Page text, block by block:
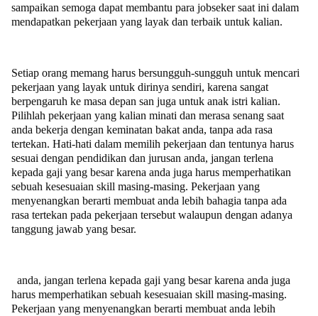
sampaikan semoga dapat membantu para jobseker saat ini dalam
mendapatkan pekerjaan yang layak dan terbaik untuk kalian.
Setiap orang memang harus bersungguh-sungguh untuk mencari
pekerjaan yang layak untuk dirinya sendiri, karena sangat
berpengaruh ke masa depan san juga untuk anak istri kalian.
Pilihlah pekerjaan yang kalian minati dan merasa senang saat
anda bekerja dengan keminatan bakat anda, tanpa ada rasa
tertekan. Hati-hati dalam memilih pekerjaan dan tentunya harus
sesuai dengan pendidikan dan jurusan anda, jangan terlena
kepada gaji yang besar karena anda juga harus memperhatikan
sebuah kesesuaian skill masing-masing. Pekerjaan yang
menyenangkan berarti membuat anda lebih bahagia tanpa ada
rasa tertekan pada pekerjaan tersebut walaupun dengan adanya
tanggung jawab yang besar.
anda, jangan terlena kepada gaji yang besar karena anda juga
harus memperhatikan sebuah kesesuaian skill masing-masing.
Pekerjaan yang menyenangkan berarti membuat anda lebih